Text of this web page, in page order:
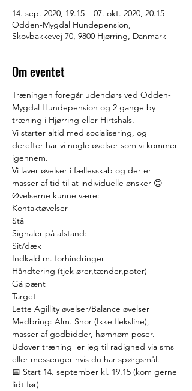
14. sep. 2020, 19.15 – 07. okt. 2020, 20.15
Odden-Mygdal Hundepension,
Skovbakkevej 70, 9800 Hjørring, Danmark
Om eventet
Træningen foregår udendørs ved Odden-
Mygdal Hundepension og 2 gange by
træning i Hjørring eller Hirtshals.
Vi starter altid med socialisering, og
derefter har vi nogle øvelser som vi kommer
igennem.
Vi laver øvelser i fællesskab og der er
masser af tid til at individuelle ønsker 😊
Øvelserne kunne være:
Kontaktøvelser
Stå
Signaler på afstand:
Sit/dæk
Indkald m. forhindringer
Håndtering (tjek ører,tænder,poter)
Gå pænt
Target
Lette Agillity øvelser/Balance øvelser
Medbring: Alm. Snor (Ikke fleksline),
masser af godbidder, hømhøm poser.
Udover træning  er jeg til rådighed via sms
eller messenger hvis du har spørgsmål.
📅 Start 14. september kl. 19.15 (kom gerne
lidt før)